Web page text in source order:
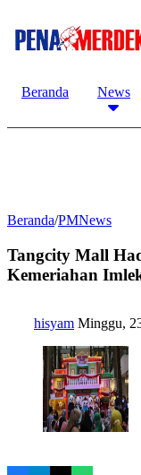
Beranda News
Beranda/PMNews
Tangcity Mall
Kemeriahan
hisyam Minggu,